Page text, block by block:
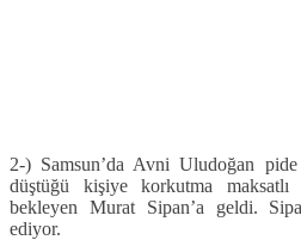
2-) Samsun’da Avni Uludoğan pide
düştüğü kişiye korkutma maksatlı
bekleyen Murat Sipan’a geldi.
ediyor.